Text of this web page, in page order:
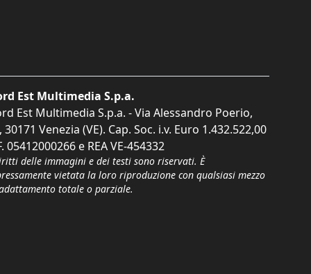
Est Multimedia S.p.a.
Est Multimedia S.p.a. - Via Alessandro Poerio,
30171 Venezia (VE). Cap. Soc. i.v. Euro 1.432.522,00
05412000266 e REA VE-454332
delle immagini e dei testi sono riservati. È
vietata la loro riproduzione con qualsiasi mezzo
totale o parziale.